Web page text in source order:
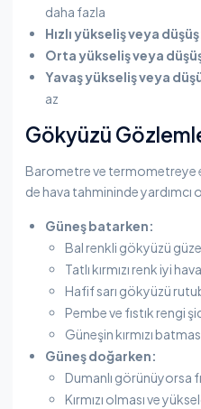
daha fazla
Hızlı yükseliş veya
Orta yükseliş veya
Yavaş yükseliş veya
az
Gökyüzü
Barometre ve termometreye
de hava tahmininde yardımcı
Güneş batarken:
Bal renkli gökyüzü
Tatlı kırmızı renk iyi
Hafif sarı gökyüzü
Pembe ve fıstık rengi
Güneşin kırmızı
Güneş doğarken:
Dumanlı görünüyorsa
Kırmızı olması ve